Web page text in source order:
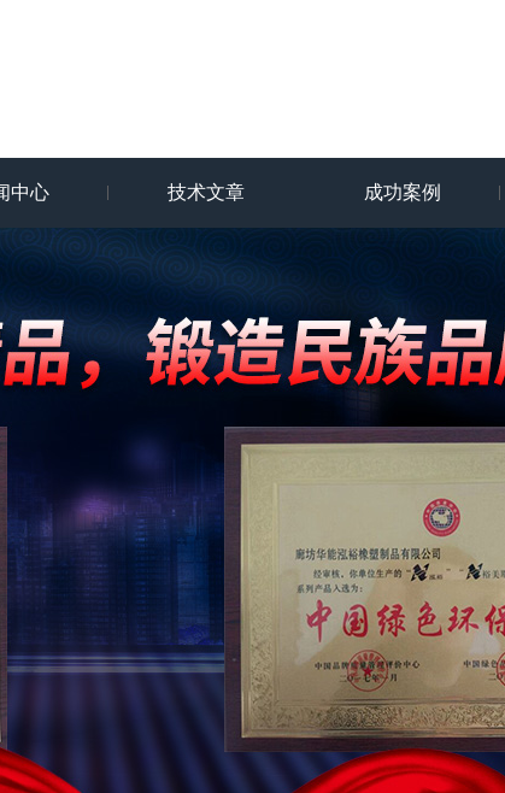
中心 技术文章 成功案例